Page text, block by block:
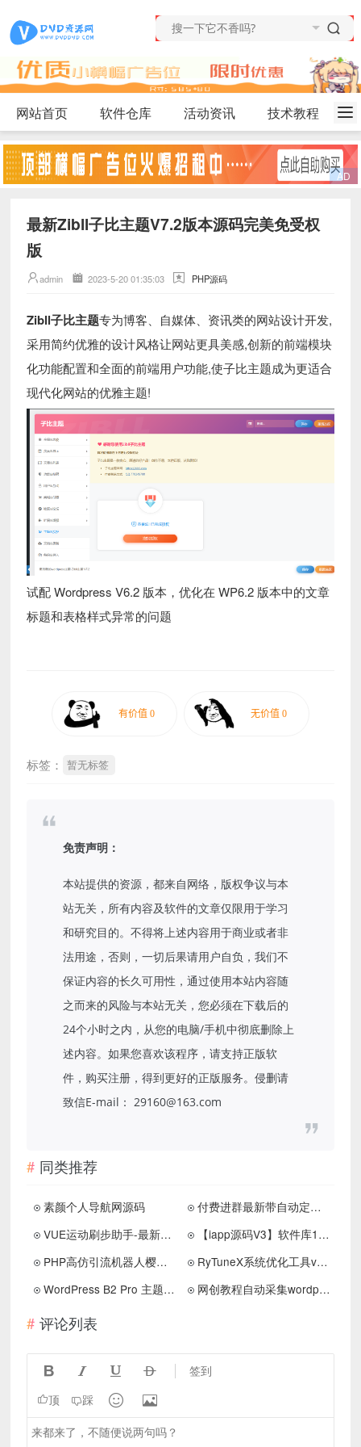
网站首页 软件仓库 活动资讯 技术教程
最新Zibll子比主题V7.2版本源码完美免受权
版
admin 2023-5-20 01:35:03 PHP源码
Zibll子比主题专为博客、自媒体、资讯类的网站设计开发,
采用简约优雅的设计风格让网站更具美感,创新的前端模块
化功能配置和全面的前端用户功能,使子比主题成为更适合
现代化网站的优雅主题!
试配 Wordpress V6.2 版本，优化在 WP6.2 版本中的文章
标题和表格样式异常的问题
标签： 暂无标签
免责声明：
本站提供的资源，都来自网络，版权争议与本
站无关，所有内容及软件的文章仅限用于学习
和研究目的。不得将上述内容用于商业或者非
法用途，否则，一切后果请用户自负，我们不
保证内容的长久可用性，通过使用本站内容随
之而来的风险与本站无关，您必须在下载后的
24个小时之内，从您的电脑/手机中彻底删除上
述内容。如果您喜欢该程序，请支持正版软
件，购买注册，得到更好的正版服务。侵删请
致信E-mail： 29160@163.com
同类推荐
素颜个人导航网源码
付费进群最新带自动定位版本源码
VUE运动刷步助手-最新可用版
【iapp源码V3】软件库10.0版，多种分类合集，精品UI界面美化！
PHP高仿引流机器人樱花授权网站源码
RyTuneX系统优化工具v1.4.1中文版
WordPress B2 Pro 主题5.2.0最新开心版,附带官方包体与授权文件
网创教程自动采集wordpress插件子比主题
评论列表
    签到
顶 踩  